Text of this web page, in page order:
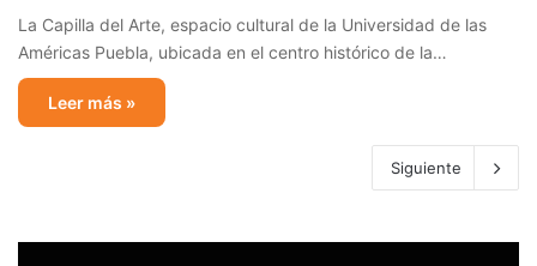
La Capilla del Arte, espacio cultural de la Universidad de las
Américas Puebla, ubicada en el centro histórico de la…
Leer más »
Siguiente